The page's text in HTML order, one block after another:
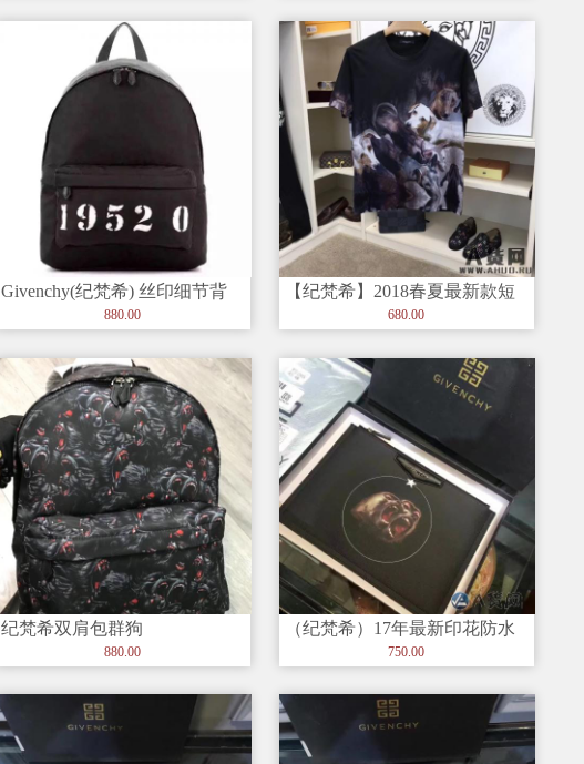
Givenchy(纪梵希) 丝印细节背
包 顶部全皮手柄 可
880.00
【纪梵希】2018春夏最新款短
袖T恤 德国进口数码机定位印
680.00
纪梵希双肩包群狗
880.00
（纪梵希）17年最新印花防水
帆布手拿包 (配盒子 海关贴 )
750.00